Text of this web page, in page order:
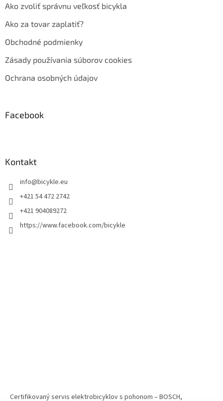
Ako zvoliť správnu veľkosť bicykla
Ako za tovar zaplatiť?
Obchodné podmienky
Zásady používania súborov cookies
Ochrana osobných údajov
Facebook
Kontakt
info@bicykle.eu
+421 54 472 2742
+421 904089272
https://www.facebook.com/bicykle
Certifikovaný servis elektrobicyklov s pohonom – BOSCH,